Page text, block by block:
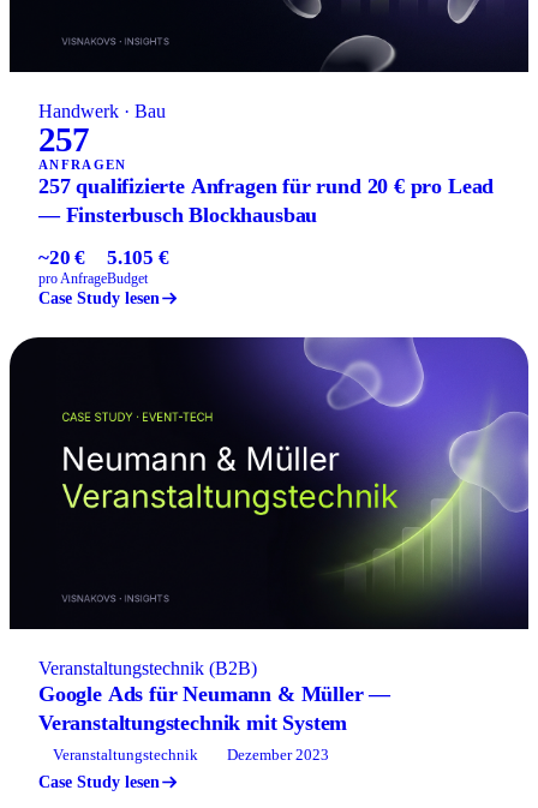
Handwerk · Bau
257
ANFRAGEN
257 qualifizierte Anfragen für rund 20 € pro Lead
— Finsterbusch Blockhausbau
~20 €
pro Anfrage
5.105 €
Budget
Case Study lesen
Veranstaltungstechnik (B2B)
Google Ads für Neumann & Müller —
Veranstaltungstechnik mit System
Veranstaltungstechnik Dezember 2023
Case Study lesen